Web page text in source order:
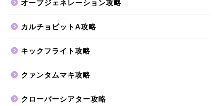
オーブジェネレーション攻略
カルチョビットA攻略
キックフライト攻略
クァンタムマキ攻略
クローバーシアター攻略